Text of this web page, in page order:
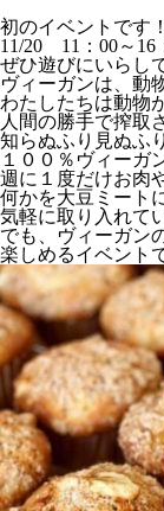
初のイベントです！
11/20 11：00～16
ぜひ遊びにいらし
ヴィーガンは、動
わたしたちは動物
人間の勝手で搾取
知らぬふり見ぬふ
１００％ヴィーガ
週に１度だけお肉
何かを大豆ミート
気軽に取り入れて
でも、ヴィーガン
楽しめるイベント